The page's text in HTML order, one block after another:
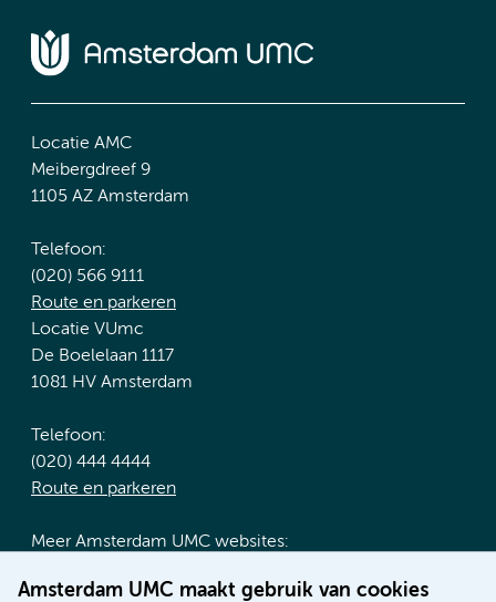
Amsterdam UMC maakt gebruik van cookies
Locatie AMC
Meibergdreef 9
1105 AZ Amsterdam
Telefoon:
(020) 566 9111
Route en parkeren
Locatie VUmc
De Boelelaan 1117
1081 HV Amsterdam
Telefoon:
(020) 444 4444
Route en parkeren
Meer Amsterdam UMC websites:
Werken bij Amsterdam UMC